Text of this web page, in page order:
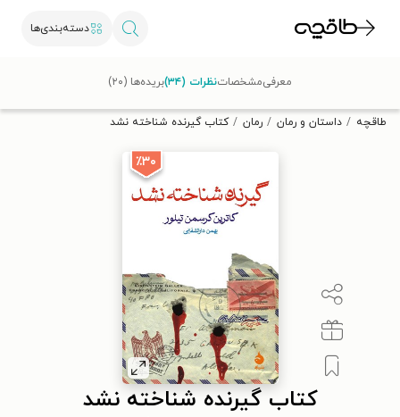
دسته‌بندی‌ها
تخفیف از طاقچه دریافت کن.
طاقچه داستان و رمان رمان کتاب گیرنده شناخته نشد
٪۳۰
کتاب گیرنده شناخته نشد
معرفیمشخصاتنظرات (۳۴) بریده‌ها (۲۰)